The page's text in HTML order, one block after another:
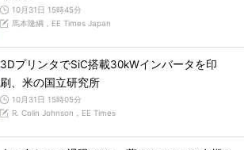
10月31日 15時45分
馬本隆綱，EE Times Japan
3DプリンタでSiC搭載30kWインバータを印
刷、米の国立研究所
10月31日 15時05分
R. Colin Johnson，EE Times